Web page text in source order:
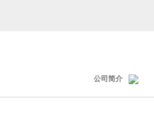
公司简介